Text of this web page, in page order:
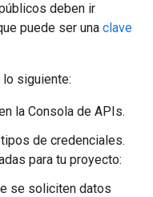
deben ir
puede ser una clave
lo siguiente:
la Consola de APIs.
de credenciales.
para tu proyecto:
se soliciten datos